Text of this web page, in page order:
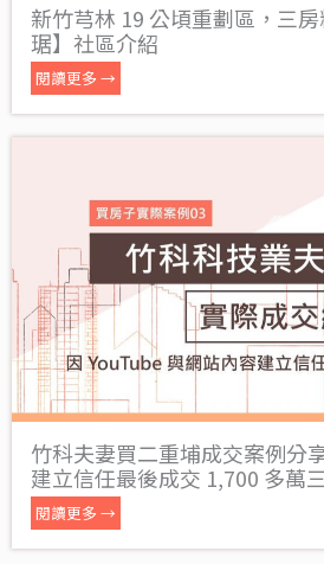
新竹芎林 19 公頃重劃區，三
琚】社區介紹
閱讀更多 →
竹科夫妻買二重埔成交案例分
建立信任最後成交 1,700 多萬
閱讀更多 →